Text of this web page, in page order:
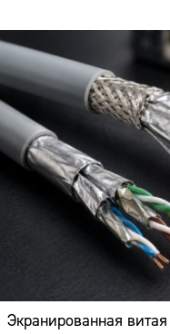
Экранированная